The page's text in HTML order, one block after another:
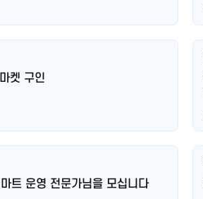
켓 구인
트 운영 전문가님을 모십니다